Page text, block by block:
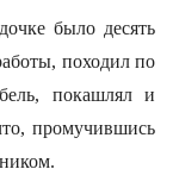
было десять
походил по
покашлял и
промучившись